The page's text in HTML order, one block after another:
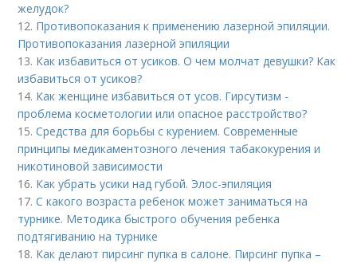
желудок?
12. Противопоказания к применению лазерной эпиляции.
Противопоказания лазерной эпиляции
13. Как избавиться от усиков. О чем молчат девушки? Как
избавиться от усиков?
14. Как женщине избавиться от усов. Гирсутизм -
проблема косметологии или опасное расстройство?
15.Средства для борьбы с курением. Современные
принципы медикаментозного лечения табакокурения и
никотиновой зависимости
16. Как убрать усики над губой. Элос-эпиляция
17.С какого возраста ребенок может заниматься на
турнике. Методика быстрого обучения ребенка
подтягиванию на турнике
18. Как делают пирсинг пупка в салоне. Пирсинг пупка –